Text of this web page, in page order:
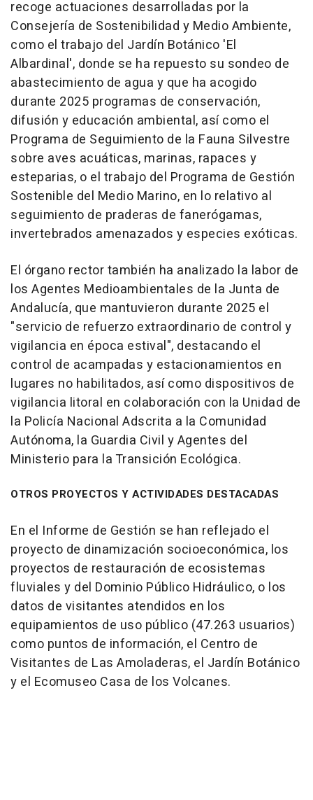
recoge actuaciones desarrolladas por la
Consejería de Sostenibilidad y Medio Ambiente,
como el trabajo del Jardín Botánico 'El
Albardinal', donde se ha repuesto su sondeo de
abastecimiento de agua y que ha acogido
durante 2025 programas de conservación,
difusión y educación ambiental, así como el
Programa de Seguimiento de la Fauna Silvestre
sobre aves acuáticas, marinas, rapaces y
esteparias, o el trabajo del Programa de Gestión
Sostenible del Medio Marino, en lo relativo al
seguimiento de praderas de fanerógamas,
invertebrados amenazados y especies exóticas.
El órgano rector también ha analizado la labor de
los Agentes Medioambientales de la Junta de
Andalucía, que mantuvieron durante 2025 el
"servicio de refuerzo extraordinario de control y
vigilancia en época estival", destacando el
control de acampadas y estacionamientos en
lugares no habilitados, así como dispositivos de
vigilancia litoral en colaboración con la Unidad de
la Policía Nacional Adscrita a la Comunidad
Autónoma, la Guardia Civil y Agentes del
Ministerio para la Transición Ecológica.
OTROS PROYECTOS Y ACTIVIDADES DESTACADAS
En el Informe de Gestión se han reflejado el
proyecto de dinamización socioeconómica, los
proyectos de restauración de ecosistemas
fluviales y del Dominio Público Hidráulico, o los
datos de visitantes atendidos en los
equipamientos de uso público (47.263 usuarios)
como puntos de información, el Centro de
Visitantes de Las Amoladeras, el Jardín Botánico
y el Ecomuseo Casa de los Volcanes.